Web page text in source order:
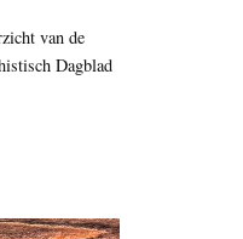
van de
Dagblad